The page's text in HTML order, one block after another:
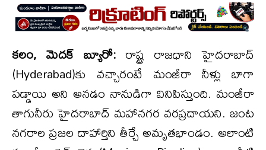
కలం, మెదక్ బ్యూరో: రాష్ట్ర రాజధాని హైదరాబాద్‌
(Hyderabad)కు వచ్చారంటే మంజీరా నీళ్లు బాగా
పడ్డాయి అని అనడం నానుడిగా వినిపిస్తుంది. మంజీరా
తాగునీరు హైదరాబాద్ మహానగర వరప్రదాయని. జంట
నగరాల ప్రజల దాహార్తిని తీర్చే అమృతభాండం. అలాంటి